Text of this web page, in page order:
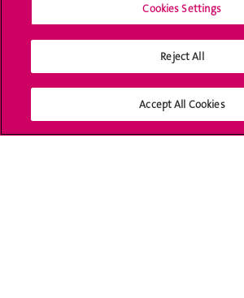
Médias sociaux UNIGE
Cookies Settings
Reject All
Accept All Cookies